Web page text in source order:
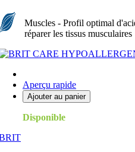
Muscles - Profil optimal
réparer les tissus musculaires
Aperçu rapide
Ajouter au panier
Disponible